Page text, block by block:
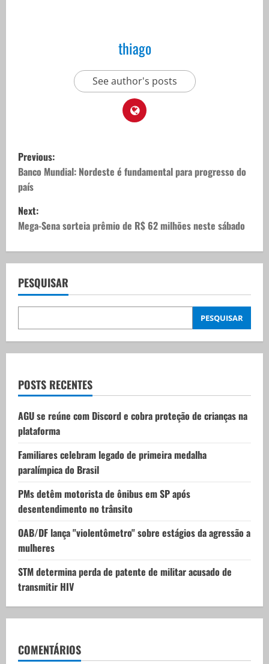
thiago
See author's posts
P
o
s
t
n
a
v
i
g
a
t
i
o
n
Previous:
Banco Mundial: Nordeste é fundamental para progresso do
país
Next:
Mega-Sena sorteia prêmio de R$ 62 milhões neste sábado
PESQUISAR
PESQUISAR
POSTS RECENTES
AGU se reúne com Discord e cobra proteção de crianças na
plataforma
Familiares celebram legado de primeira medalha
paralímpica do Brasil
PMs detêm motorista de ônibus em SP após
desentendimento no trânsito
OAB/DF lança "violentômetro" sobre estágios da agressão a
mulheres
STM determina perda de patente de militar acusado de
transmitir HIV
COMENTÁRIOS